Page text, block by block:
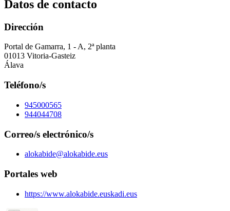
Datos de contacto
Dirección
Portal de Gamarra, 1 - A, 2ª planta
01013 Vitoria-Gasteiz
Álava
Teléfono/s
945000565
944044708
Correo/s electrónico/s
alokabide@alokabide.eus
Portales web
https://www.alokabide.euskadi.eus